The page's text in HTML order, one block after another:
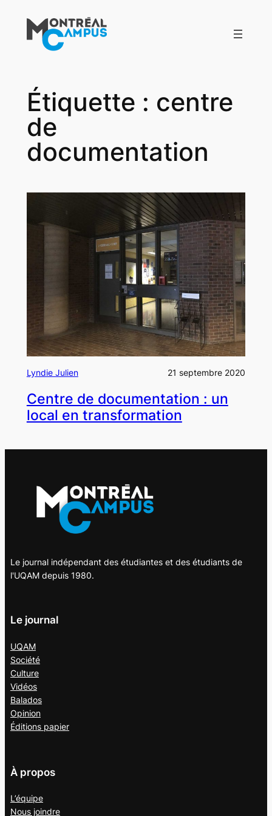
contenu
Étiquette : centre
de
documentation
Lyndie Julien 21 septembre 2020
Centre de documentation : un
local en transformation
Le journal indépendant des étudiantes et des étudiants de
l'UQAM depuis 1980.
Le journal
UQAM
Société
Culture
Vidéos
Balados
Opinion
Éditions papier
À propos
L’équipe
Nous joindre